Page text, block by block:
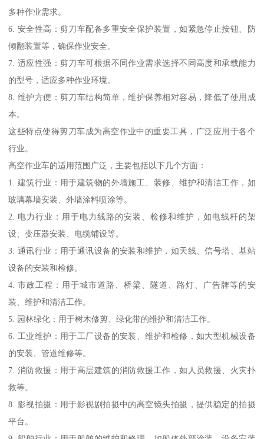
多种作业需求。
6. 安全性高：剪刀车配备多重安全保护装置，如紧急停止按钮、防
倾翻装置等，确保作业安全。
7. 适应性强：剪刀车可根据不同作业需求选择不同高度和承载能力
的型号，适应多种作业环境。
8. 维护方便：剪刀车结构简单，维护保养相对容易，降低了使用成
本。
这些特点使得剪刀车成为高空作业中的重要工具，广泛应用于各个
行业。
高空作业车的适用范围广泛，主要包括以下几个方面：
1. 建筑行业：用于建筑物的外墙施工、装修、维护和清洁工作，如
玻璃幕墙安装、外墙涂料喷涂等。
2. 电力行业：用于电力线路的安装、检修和维护，如电线杆的架
设、变压器安装、电缆铺设等。
3. 通讯行业：用于通讯设备的安装和维护，如天线、信号塔、基站
设备的安装和检修。
4. 市政工程：用于城市道路、桥梁、隧道、路灯、广告牌等的安
装、维护和清洁工作。
5. 园林绿化：用于树木修剪、绿化带的维护和清洁工作。
6. 工业维护：用于工厂设备的安装、维护和检修，如大型机械设备
的安装、管道维修等。
7. 消防救援：用于高层建筑的消防救援工作，如人员救援、火灾扑
救等。
8. 影视拍摄：用于影视剧拍摄中的高空镜头拍摄，提供稳定的拍摄
平台。